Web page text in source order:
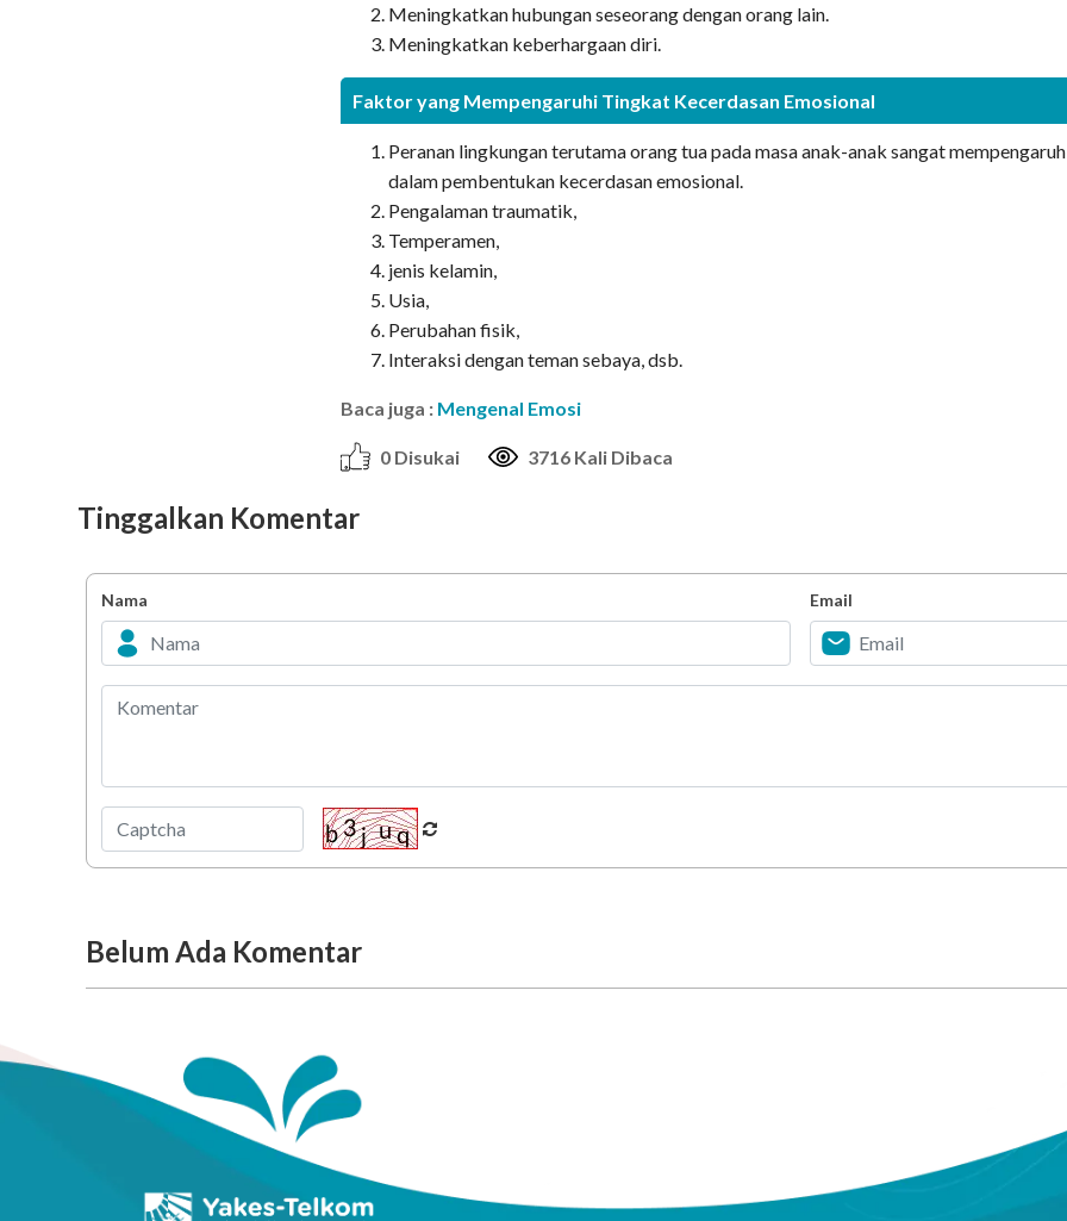
Meningkatkan hubungan seseorang dengan orang lain.
Meningkatkan keberhargaan diri.
Faktor yang Mempengaruhi Tingkat Kecerdasan Emosional
Peranan lingkungan terutama orang tua pada masa anak-anak sangat
dalam pembentukan kecerdasan emosional.
Pengalaman traumatik,
Temperamen,
jenis kelamin,
Usia,
Perubahan fisik,
Interaksi dengan teman sebaya, dsb.
Baca juga : Mengenal Emosi
0 Disukai 3716 Kali Dibaca
Tinggalkan Komentar
Nama Email
Belum Ada Komentar